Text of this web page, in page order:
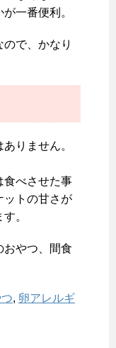
一番便利。
で、かなり
りません。
食べさせた事
ットの甘さが
。
おやつ、間食
, 卵アレルギ